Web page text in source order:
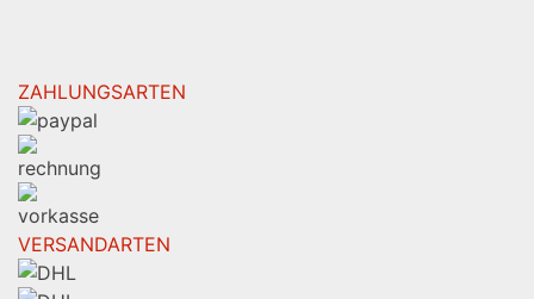
ZAHLUNGSARTEN
VERSANDARTEN